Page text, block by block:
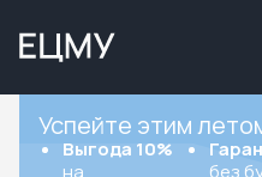
Успейте этим
Выгода 10%
на
без